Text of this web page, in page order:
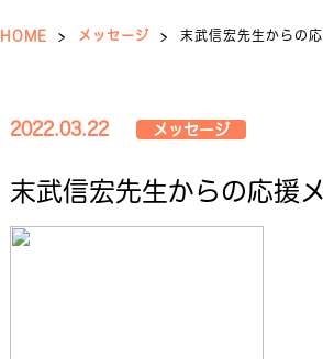
HOME > メッセージ > 末武信宏先生からの
2022.03.22 メッセージ
末武信宏先生からの応援